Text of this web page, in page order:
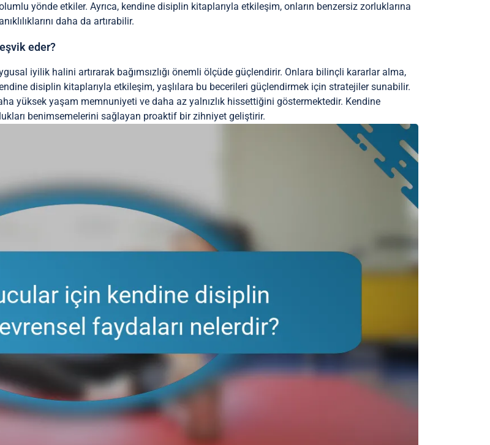
yönde etkiler. Ayrıca, kendine disiplin kitaplarıyla etkileşim, onların benzersiz zorluklarına
daha da artırabilir.
eder?
iyilik halini artırarak bağımsızlığı önemli ölçüde güçlendirir. Onlara bilinçli kararlar alma,
disiplin kitaplarıyla etkileşim, yaşlılara bu becerileri güçlendirmek için stratejiler sunabilir.
yüksek yaşam memnuniyeti ve daha az yalnızlık hissettiğini göstermektedir. Kendine
benimsemelerini sağlayan proaktif bir zihniyet geliştirir.